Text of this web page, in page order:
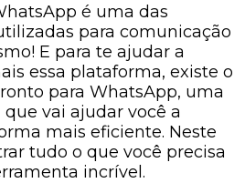
é uma das
para comunicação
E para te ajudar a
essa plataforma, existe o
para WhatsApp, uma
vai ajudar você a
mais eficiente. Neste
tudo o que você precisa
incrível.